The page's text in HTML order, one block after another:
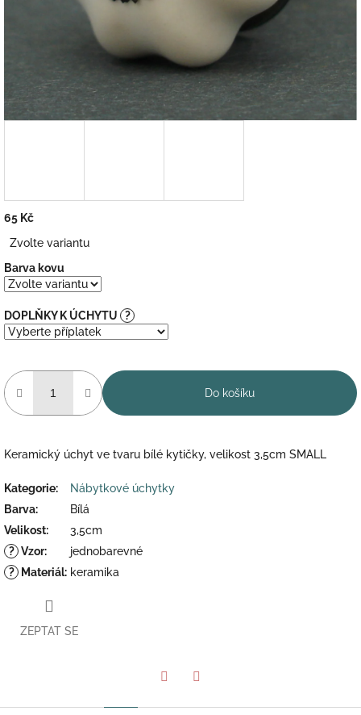
65 Kč
cena:
Zvolte variantu
Barva kovu
DOPLŇKY K ÚCHYTU ?
Do košíku
Keramický úchyt ve tvaru bílé kytičky, velikost 3,5cm SMALL
Kategorie:
Nábytkové úchytky
Barva:
Bílá
Velikost:
3,5cm
? Vzor:
jednobarevné
?
Materiál: keramika
ZEPTAT SE